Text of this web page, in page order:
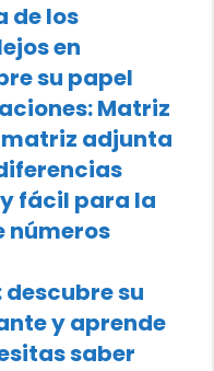
de los
en
su papel
Matriz
adjunta
fácil para la
números
su
y aprende
saber